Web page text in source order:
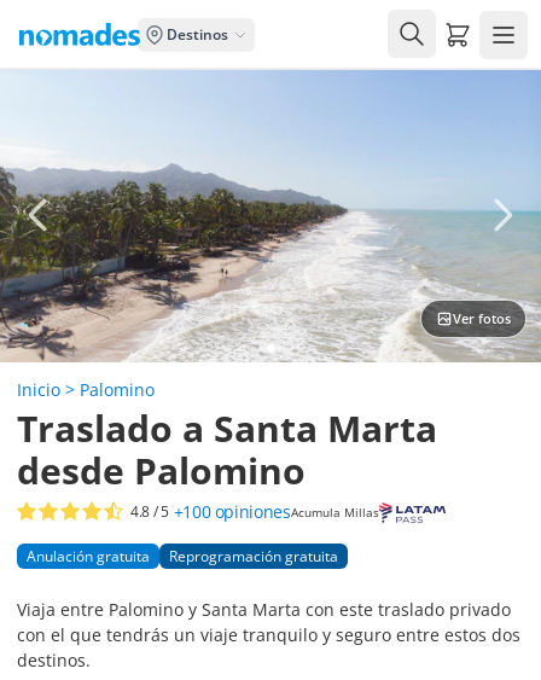
Destinos Carrito
Ver fotos
Inicio > Palomino
Traslado a Santa Marta
desde Palomino
4.8/ 5 +100 opinionesAcumula Millas
Anulación gratuita Reprogramación gratuita
Viaja entre Palomino y Santa Marta con este traslado privado
con el que tendrás un viaje tranquilo y seguro entre estos dos
destinos.